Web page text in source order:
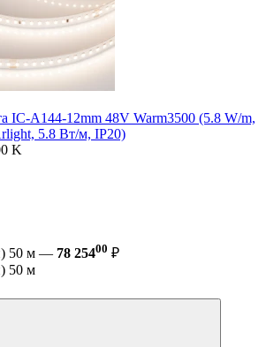
IC-A144-12mm 48V Warm3500 (5.8 W/m,
5.8 Вт/м, IP20)
K
50 м — 78 25400 ₽
50 м